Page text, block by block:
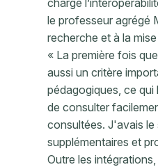
le professeur agrégé
recherche et à la
« La première fois
aussi un critère
pédagogiques, ce qui
de consulter
consultées. J'avais
supplémentaires et
Outre les